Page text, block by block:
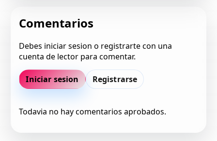
Comentarios
Debes iniciar sesion o registrarte con una
cuenta de lector para comentar.
Iniciar sesion Registrarse
Todavia no hay comentarios aprobados.